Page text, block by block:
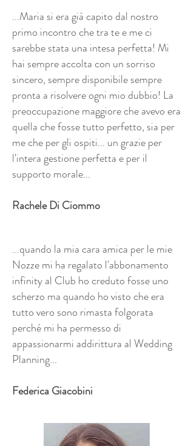
...Maria si era già capito dal nostro
primo incontro che tra te e me ci
sarebbe stata una intesa perfetta! Mi
hai sempre accolta con un sorriso
sincero, sempre disponibile sempre
pronta a risolvere ogni mio dubbio! La
preoccupazione maggiore che avevo era
quella che fosse tutto perfetto, sia per
me che per gli ospiti... un grazie per
l'intera gestione perfetta e per il
supporto morale...
Rachele Di Ciommo
...quando la mia cara amica per le mie
Nozze mi ha regalato l'abbonamento
infinity al Club ho creduto fosse uno
scherzo ma quando ho visto che era
tutto vero sono rimasta folgorata
perché mi ha permesso di
appassionarmi addirittura al Wedding
Planning...
Federica Giacobini